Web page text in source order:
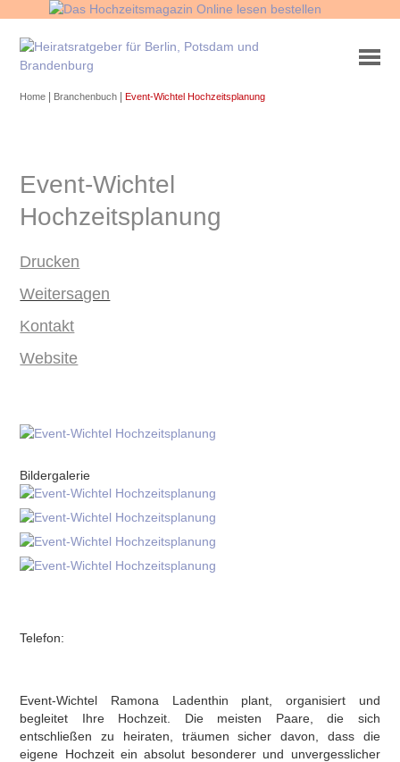
Home Branchenbuch |Event-Wichtel Hochzeitsplanung
Event-Wichtel
Hochzeitsplanung
Drucken
Weitersagen
Kontakt
Website
Bildergalerie
Telefon:
Event-Wichtel Ramona Ladenthin plant, organisiert und
begleitet Ihre Hochzeit. Die meisten Paare, die sich
entschließen zu heiraten, träumen sicher davon, dass die
eigene Hochzeit ein absolut besonderer und unvergesslicher